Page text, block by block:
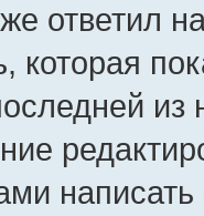
ответил
которая
из